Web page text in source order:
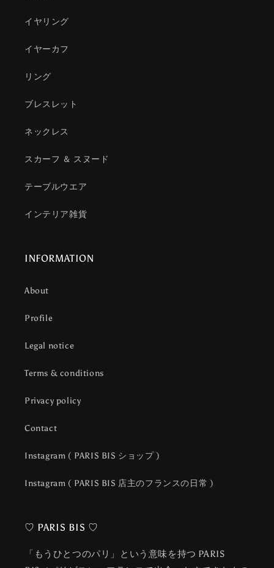
イヤリング
イヤーカフ
リング
ブレスレット
ネックレス
スカーフ ＆ スヌード
テーブルウエア
インテリア雑貨
INFORMATION
About
Profile
Legal notice
Terms & conditions
Privacy policy
Contact
Instagram ( PARIS BIS ショップ )
Instagram ( PARIS BIS 店主のフランスの日常 )
♡ PARIS BIS ♡
「もうひとつのパリ」という意味を持つ PARIS